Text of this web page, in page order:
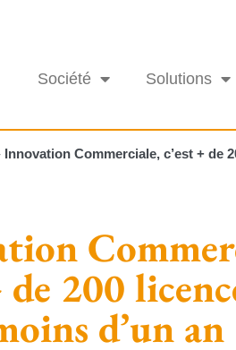
Société Solutions
Innovation Commerciale, c’est + de
de 200
d’un an